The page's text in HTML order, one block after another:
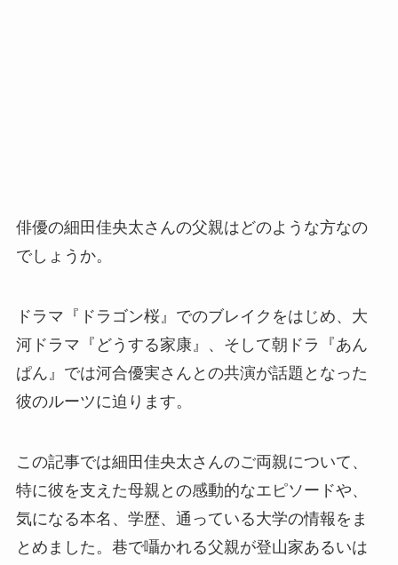
俳優の細田佳央太さんの父親はどのような方なの
でしょうか。
ドラマ『ドラゴン桜』でのブレイクをはじめ、大
河ドラマ『どうする家康』、そして朝ドラ『あん
ぱん』では河合優実さんとの共演が話題となった
彼のルーツに迫ります。
この記事では細田佳央太さんのご両親について、
特に彼を支えた母親との感動的なエピソードや、
気になる本名、学歴、通っている大学の情報をま
とめました。巷で囁かれる父親が登山家あるいは